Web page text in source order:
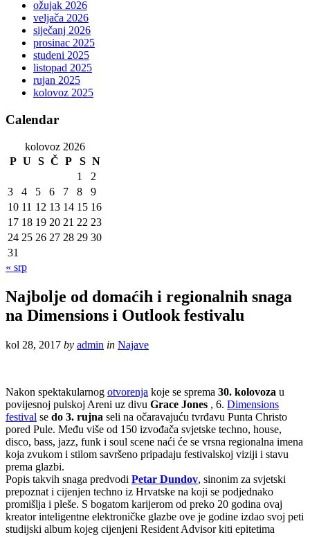
ožujak 2026
veljača 2026
siječanj 2026
prosinac 2025
studeni 2025
listopad 2025
rujan 2025
kolovoz 2025
Calendar
kolovoz 2026
P U S Č P S N
1
2
3
4 5 6 7 8
9
10 11 12 13 14 15 16
17 18 19 20 21 22 23
24 25 26 27 28 29 30
31
« srp
Najbolje od domaćih i regionalnih snaga
na Dimensions i Outlook festivalu
kol 28, 2017 by admin in Najave
Nakon spektakularnog otvorenja koje se sprema 30. kolovoza u
povijesnoj pulskoj Areni uz divu Grace Jones , 6. Dimensions
festival se do 3. rujna seli na očaravajuću tvrđavu Punta Christo
pored Pule. Među više od 150 izvođača svjetske techno, house,
disco, bass, jazz, funk i soul scene naći će se vrsna regionalna imena
koja zvukom i stilom savršeno pripadaju festivalskoj viziji i stavu
prema glazbi.
Popis takvih snaga predvodi Petar Dundov, sinonim za svjetski
prepoznat i cijenjen techno iz Hrvatske na koji se podjednako
promišlja i pleše. S bogatom karijerom od preko 20 godina ovaj
kreator inteligentne elektroničke glazbe ove je godine izdao svoj peti
studijski album kojeg cijenjeni Resident Advisor kiti epitetima